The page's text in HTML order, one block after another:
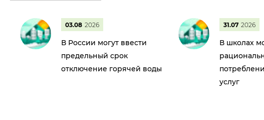
03.08 2026
В России могут ввести
предельный срок
отключение горячей воды
31.07 2026
В школах
услуг